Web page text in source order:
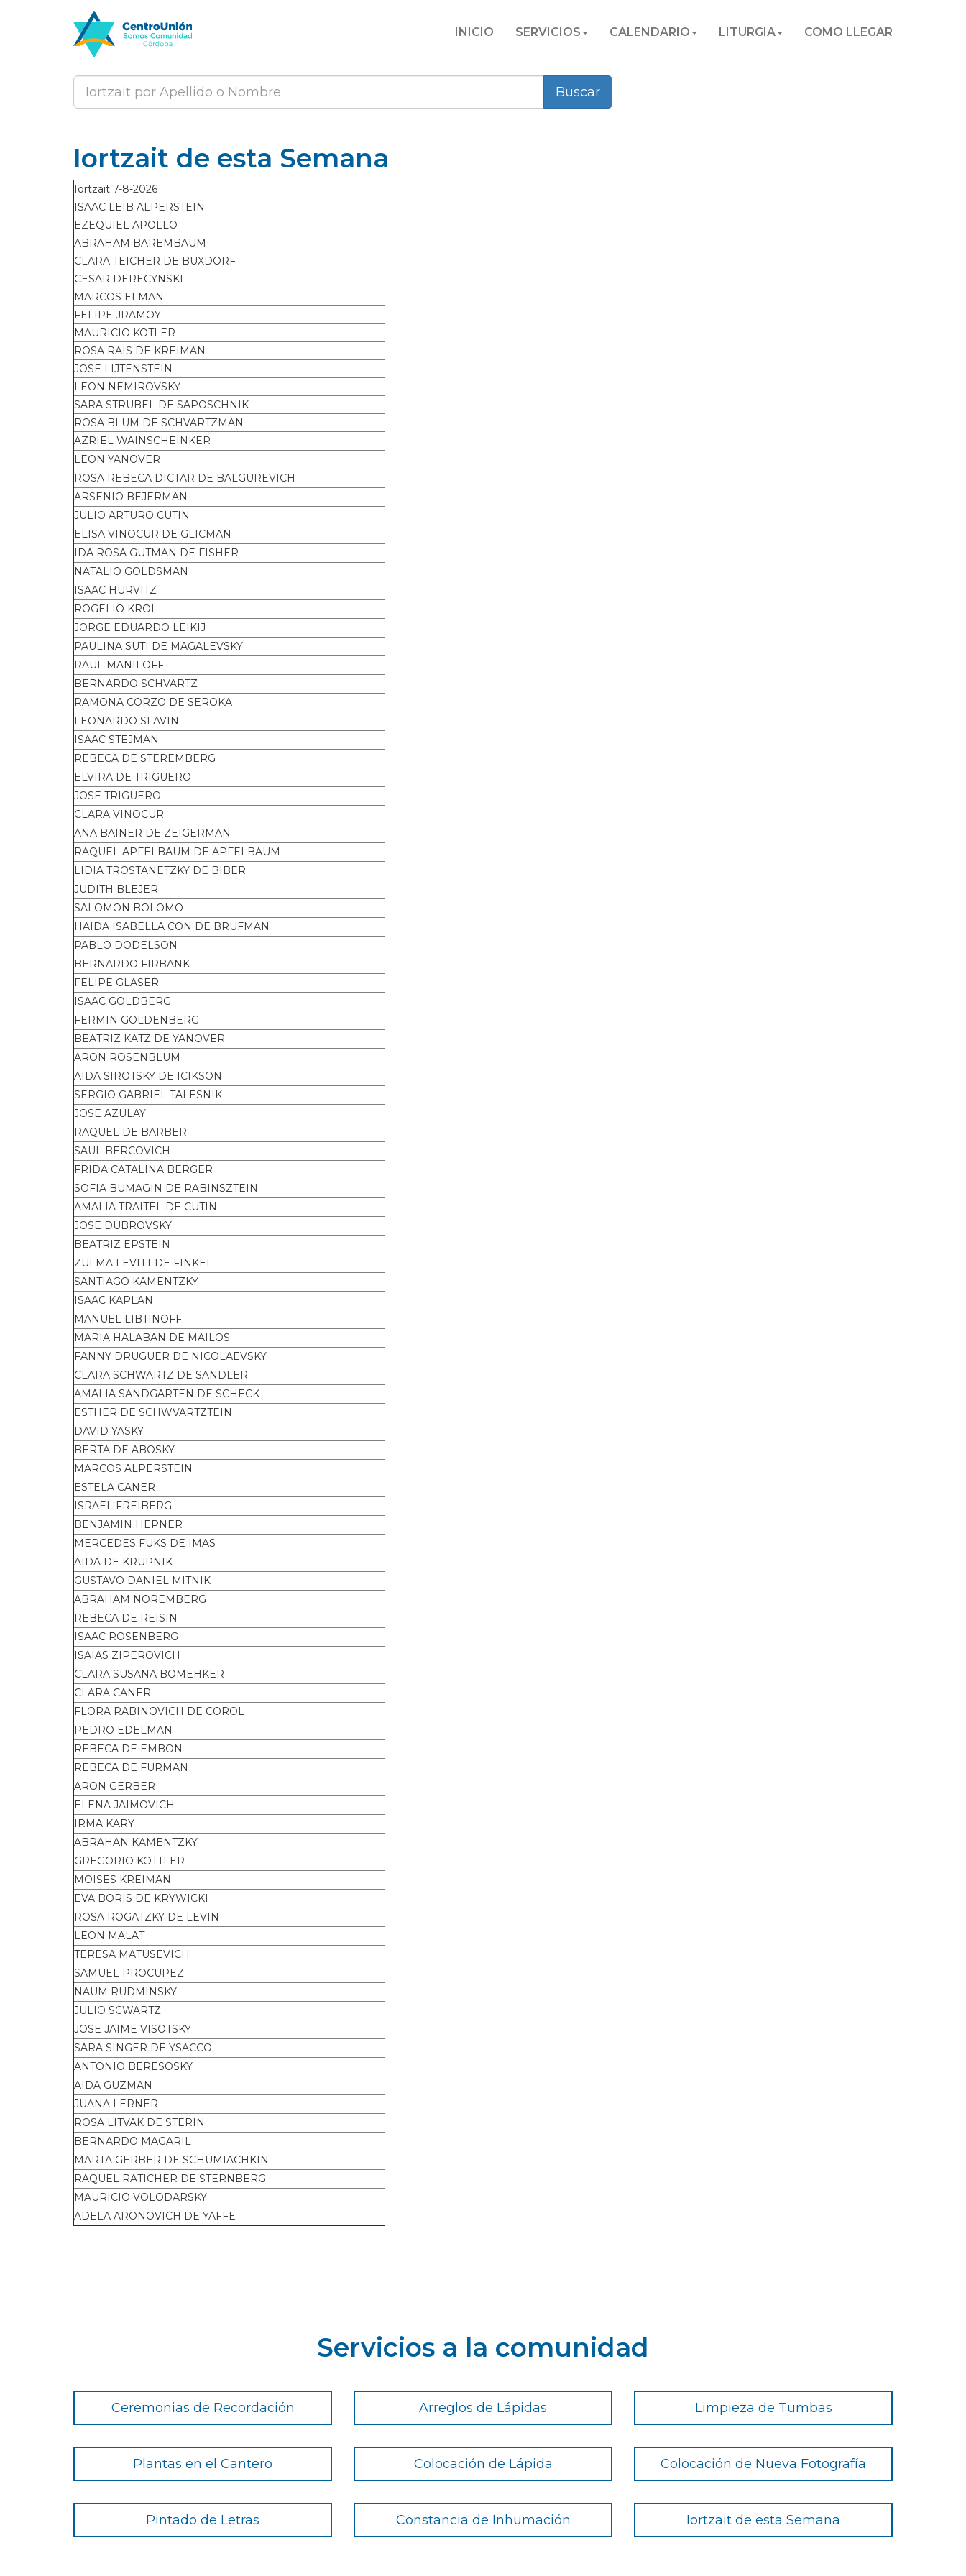
INICIO SERVICIOS CALENDARIO LITURGIA COMO LLEGAR
Buscar
Iortzait de esta Semana
Iortzait 7-8-2026
ISAAC LEIB ALPERSTEIN
EZEQUIEL APOLLO
ABRAHAM BAREMBAUM
CLARA TEICHER DE BUXDORF
CESAR DERECYNSKI
MARCOS ELMAN
FELIPE JRAMOY
MAURICIO KOTLER
ROSA RAIS DE KREIMAN
JOSE LIJTENSTEIN
LEON NEMIROVSKY
SARA STRUBEL DE SAPOSCHNIK
ROSA BLUM DE SCHVARTZMAN
AZRIEL WAINSCHEINKER
LEON YANOVER
ROSA REBECA DICTAR DE BALGUREVICH
ARSENIO BEJERMAN
JULIO ARTURO CUTIN
ELISA VINOCUR DE GLICMAN
IDA ROSA GUTMAN DE FISHER
NATALIO GOLDSMAN
ISAAC HURVITZ
ROGELIO KROL
JORGE EDUARDO LEIKIJ
PAULINA SUTI DE MAGALEVSKY
RAUL MANILOFF
BERNARDO SCHVARTZ
RAMONA CORZO DE SEROKA
LEONARDO SLAVIN
ISAAC STEJMAN
REBECA DE STEREMBERG
ELVIRA DE TRIGUERO
JOSE TRIGUERO
CLARA VINOCUR
ANA BAINER DE ZEIGERMAN
RAQUEL APFELBAUM DE APFELBAUM
LIDIA TROSTANETZKY DE BIBER
JUDITH BLEJER
SALOMON BOLOMO
HAIDA ISABELLA CON DE BRUFMAN
PABLO DODELSON
BERNARDO FIRBANK
FELIPE GLASER
ISAAC GOLDBERG
FERMIN GOLDENBERG
BEATRIZ KATZ DE YANOVER
ARON ROSENBLUM
AIDA SIROTSKY DE ICIKSON
SERGIO GABRIEL TALESNIK
JOSE AZULAY
RAQUEL DE BARBER
SAUL BERCOVICH
FRIDA CATALINA BERGER
SOFIA BUMAGIN DE RABINSZTEIN
AMALIA TRAITEL DE CUTIN
JOSE DUBROVSKY
BEATRIZ EPSTEIN
ZULMA LEVITT DE FINKEL
SANTIAGO KAMENTZKY
ISAAC KAPLAN
MANUEL LIBTINOFF
MARIA HALABAN DE MAILOS
FANNY DRUGUER DE NICOLAEVSKY
CLARA SCHWARTZ DE SANDLER
AMALIA SANDGARTEN DE SCHECK
ESTHER DE SCHWVARTZTEIN
DAVID YASKY
BERTA DE ABOSKY
MARCOS ALPERSTEIN
ESTELA CANER
ISRAEL FREIBERG
BENJAMIN HEPNER
MERCEDES FUKS DE IMAS
AIDA DE KRUPNIK
GUSTAVO DANIEL MITNIK
ABRAHAM NOREMBERG
REBECA DE REISIN
ISAAC ROSENBERG
ISAIAS ZIPEROVICH
CLARA SUSANA BOMEHKER
CLARA CANER
FLORA RABINOVICH DE COROL
PEDRO EDELMAN
REBECA DE EMBON
REBECA DE FURMAN
ARON GERBER
ELENA JAIMOVICH
IRMA KARY
ABRAHAN KAMENTZKY
GREGORIO KOTTLER
MOISES KREIMAN
EVA BORIS DE KRYWICKI
ROSA ROGATZKY DE LEVIN
LEON MALAT
TERESA MATUSEVICH
SAMUEL PROCUPEZ
NAUM RUDMINSKY
JULIO SCWARTZ
JOSE JAIME VISOTSKY
SARA SINGER DE YSACCO
ANTONIO BERESOSKY
AIDA GUZMAN
JUANA LERNER
ROSA LITVAK DE STERIN
BERNARDO MAGARIL
MARTA GERBER DE SCHUMIACHKIN
RAQUEL RATICHER DE STERNBERG
MAURICIO VOLODARSKY
ADELA ARONOVICH DE YAFFE
Servicios a la comunidad
Ceremonias de Recordación Arreglos de Lápidas Limpieza de Tumbas
Plantas en el Cantero Colocación de Lápida Colocación de Nueva Fotografía
Pintado de Letras Constancia de Inhumación Iortzait de esta Semana